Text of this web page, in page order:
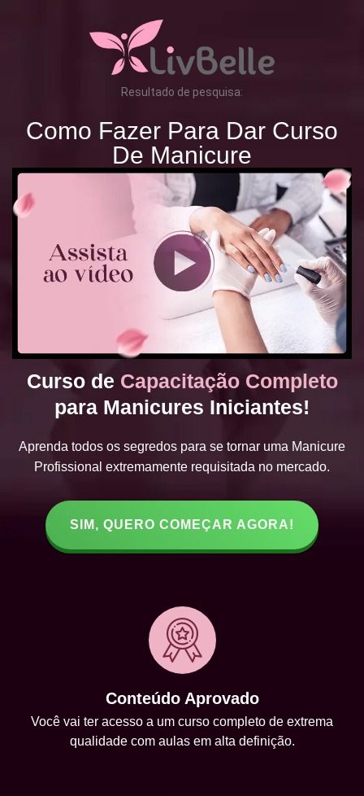
Resultado de pesquisa:
Como Fazer Para Dar Curso
De Manicure
Curso de Capacitação Completo
para Manicures Iniciantes!
Aprenda todos os segredos para se tornar uma Manicure
Profissional extremamente requisitada no mercado.
SIM, QUERO COMEÇAR AGORA!
Conteúdo Aprovado
Você vai ter acesso a um curso completo de extrema
qualidade com aulas em alta definição.